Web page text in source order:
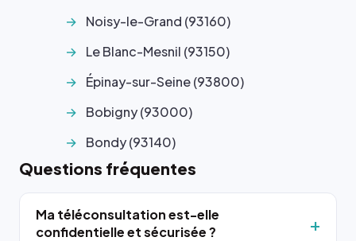
Noisy-le-Grand (93160)
Le Blanc-Mesnil (93150)
Épinay-sur-Seine (93800)
Bobigny (93000)
Bondy (93140)
Questions fréquentes
Ma téléconsultation est-elle
confidentielle et sécurisée ?